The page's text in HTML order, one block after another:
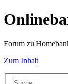
Forum zu
Zum Inhalt